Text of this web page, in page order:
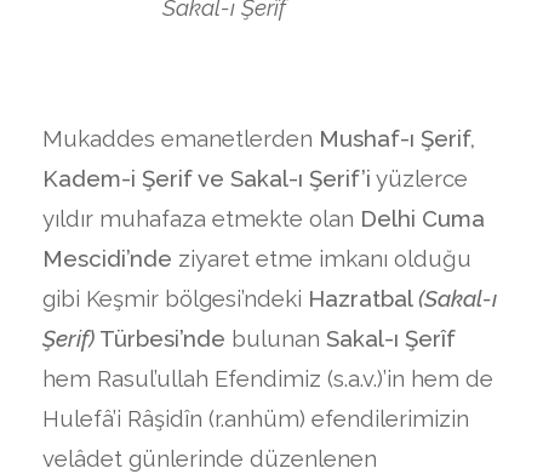
Sakal-ı Şerîf
Mukaddes emanetlerden Mushaf-ı Şerif,
Kadem-i Şerif ve Sakal-ı Şerif’i yüzlerce
yıldır muhafaza etmekte olan Delhi Cuma
Mescidi’nde ziyaret etme imkanı olduğu
gibi Keşmir bölgesi’ndeki Hazratbal(Sakal-ı
Şerif) Türbesi’nde bulunan Sakal-ı Şerîf
hem Rasul’ullah Efendimiz (s.a.v.)’in hem de
Hulefâ’i Râşidîn (r.anhüm) efendilerimizin
velâdet günlerinde düzenlenen